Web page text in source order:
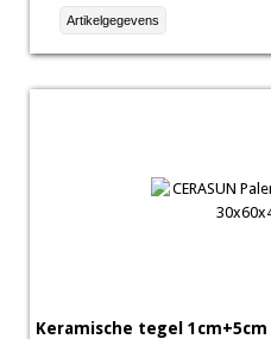
Artikelgegevens
Keramische tegel